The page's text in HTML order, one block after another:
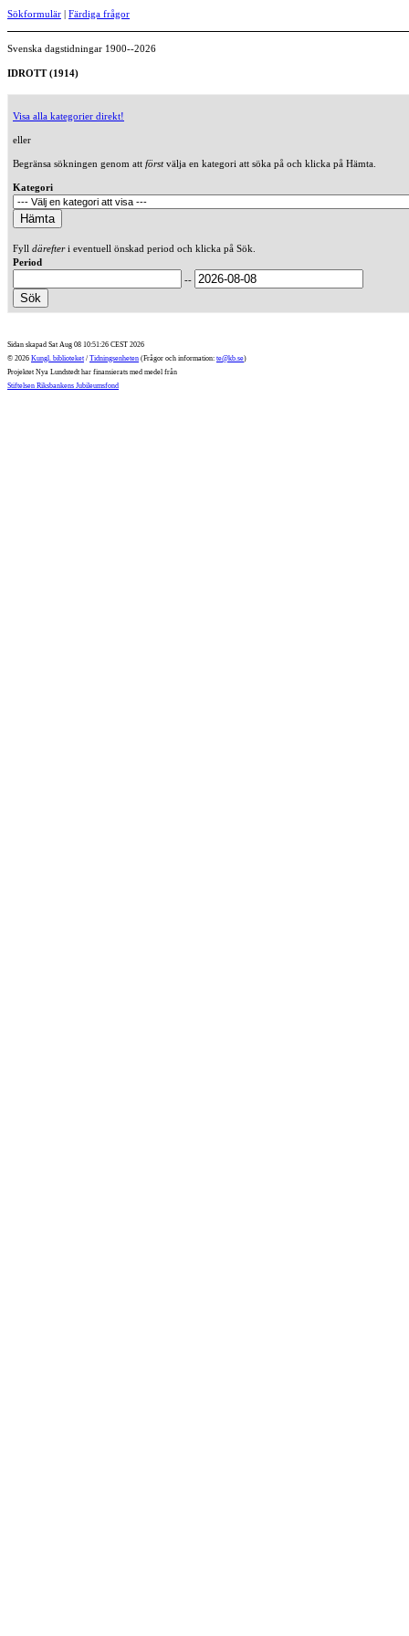
Sökformulär | Färdiga frågor
Svenska dagstidningar 1900--2026
IDROTT (1914)
Visa alla kategorier direkt!
eller
Begränsa sökningen genom att förstvälja en kategori att söka på och klicka på Hämta.
Kategori
Fyll därefteri eventuell önskad period och klicka på Sök.
Period
--
Sidan skapad Sat Aug 08 10:51:26 CEST 2026
© 2026 Kungl. biblioteket / Tidningsenheten (Frågor och information: te@kb.se)
Projektet Nya Lundstedt har finansierats med medel från
Stiftelsen Riksbankens Jubileumsfond